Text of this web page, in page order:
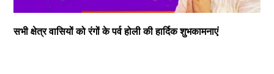
सभी क्षेत्र वासियों को रंगों के पर्व होली की हार्दिक शुभकामनाएं